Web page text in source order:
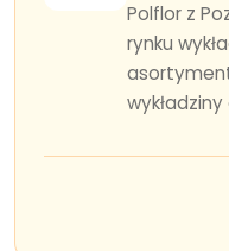
Polflor z
rynku